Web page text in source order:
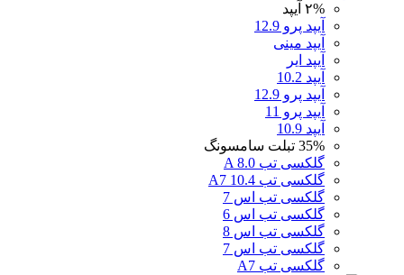
۲% آیپد
آیپد پرو 12.9
آیپد مینی
آیپد ایر
آیپد 10.2
آیپد پرو 12.9
آیپد پرو 11
آیپد 10.9
35% تبلت سامسونگ
گلکسی تب A 8.0
گلکسی تب A7 10.4
گلکسی تب اس 7
گلکسی تب اس 6
گلکسی تب اس 8
گلکسی تب اس 7
گلکسی تب A7